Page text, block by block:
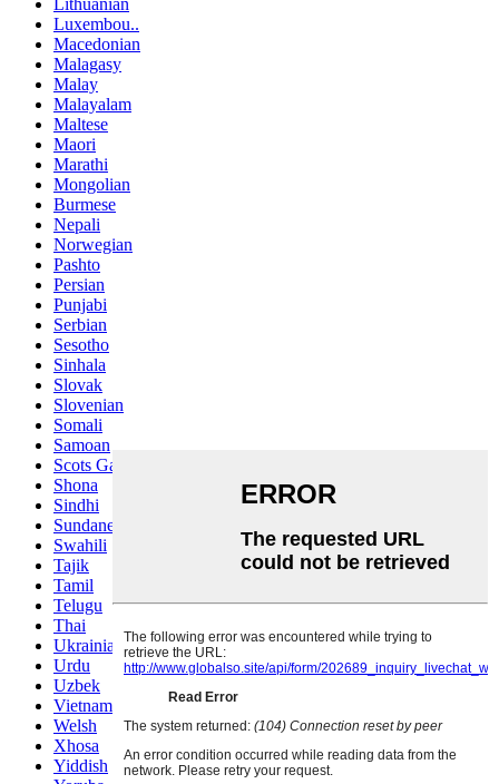
Luxembou..
Macedonian
Malagasy
Malay
Malayalam
Maltese
Maori
Marathi
Mongolian
Burmese
Nepali
Norwegian
Pashto
Persian
Punjabi
Serbian
Sesotho
Sinhala
Slovak
Slovenian
Somali
Samoan
Scots Gaelic
Shona
Sindhi
Sundanese
Swahili
Tajik
Tamil
Telugu
Thai
Ukrainian
Urdu
Uzbek
Vietnamese
Welsh
Xhosa
Yiddish